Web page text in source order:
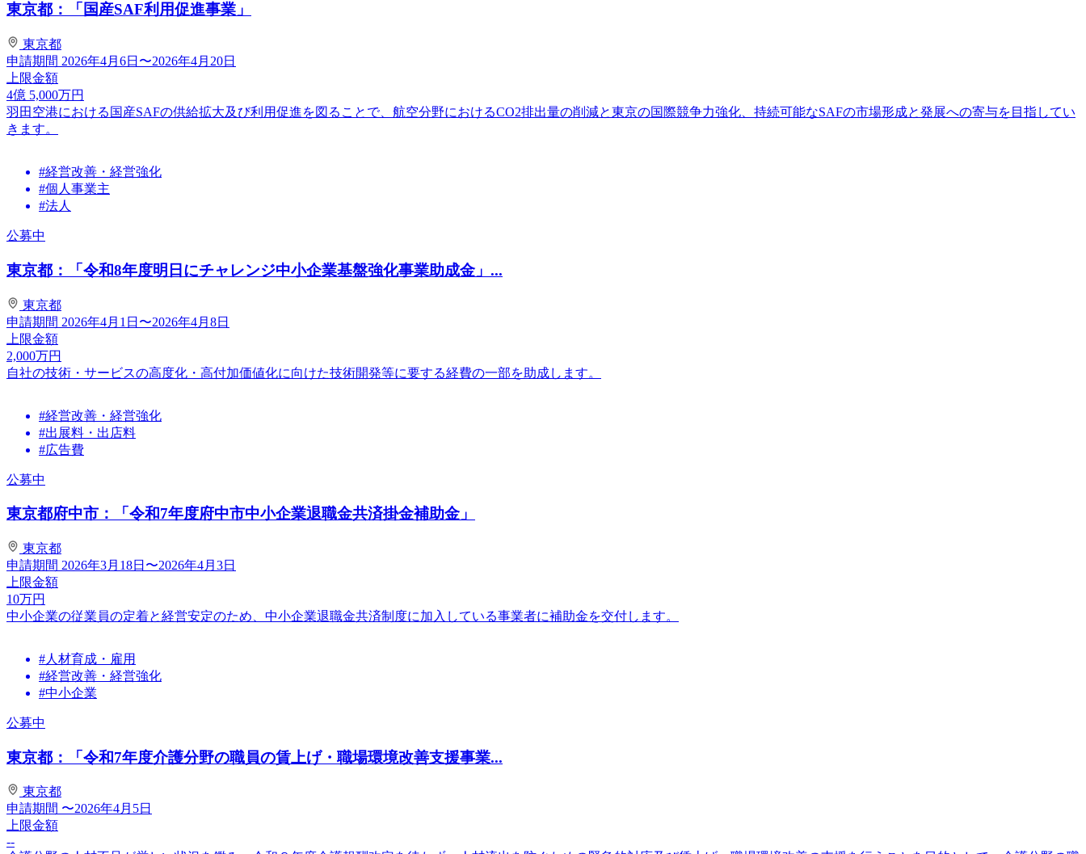
東京都：「国産SAF利用促進事業」
東京都
申請期間 2026年4月6日〜2026年4月20日
上限金額
4億 5,000万円
羽田空港における国産SAFの供給拡大及び利用促進を図ることで、航空分野におけるCO2排出量の削減と東京の国際競争力強化、持続可能なSAFの市場形成と発展への寄与を目指してい
きます。
#経営改善・経営強化
#個人事業主
#法人
公募中
東京都：「令和8年度明日にチャレンジ中小企業基盤強化事業助成金」...
東京都
申請期間 2026年4月1日〜2026年4月8日
上限金額
2,000万円
自社の技術・サービスの高度化・高付加価値化に向けた技術開発等に要する経費の一部を助成します。
#経営改善・経営強化
#出展料・出店料
#広告費
公募中
東京都府中市：「令和7年度府中市中小企業退職金共済掛金補助金」
東京都
申請期間 2026年3月18日〜2026年4月3日
上限金額
10万円
中小企業の従業員の定着と経営安定のため、中小企業退職金共済制度に加入している事業者に補助金を交付します。
#人材育成・雇用
#経営改善・経営強化
#中小企業
公募中
東京都：「令和7年度介護分野の職員の賃上げ・職場環境改善支援事業...
東京都
申請期間 〜2026年4月5日
上限金額
--